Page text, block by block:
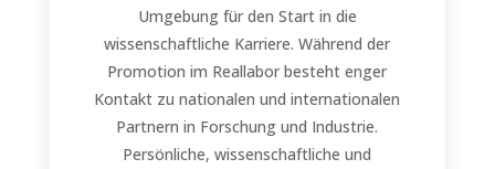
Umgebung für den Start in die
wissenschaftliche Karriere. Während der
Promotion im Reallabor besteht enger
Kontakt zu nationalen und internationalen
Partnern in Forschung und Industrie.
Persönliche, wissenschaftliche und